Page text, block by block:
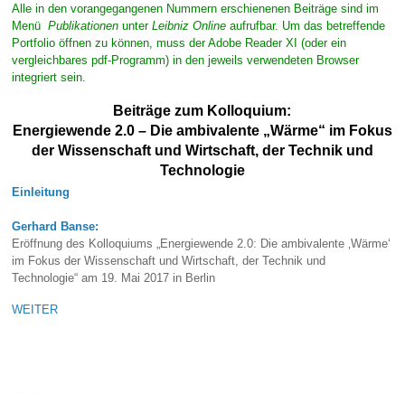
Alle in den vorangegangenen Nummern erschienenen Beiträge sind im
MenüPublikationen unterLeibniz Online aufrufbar. Um das betreffende
Portfolio öffnen zu können, muss der Adobe Reader XI (oder ein
vergleichbares pdf-Programm) in den jeweils verwendeten Browser
integriert sein.
Beiträge zum Kolloquium:
Energiewende 2.0 – Die ambivalente „Wärme“ im Fokus
der Wissenschaft und Wirtschaft, der Technik und
Technologie
Einleitung
Gerhard Banse:
Eröffnung des Kolloquiums „Energiewende 2.0: Die ambivalente ‚Wärme‘
im Fokus der Wissenschaft und Wirtschaft, der Technik und
Technologie“ am 19. Mai 2017 in Berlin
WEITER